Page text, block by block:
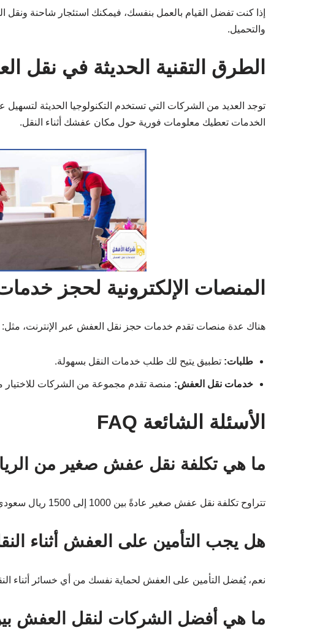
إذا كنت تفضل القيام بالعمل بنفسك، فيمكنك استئجار شاحنة
والتحميل.
الطرق التقنية الحديثة في نقل
توجد العديد من الشركات التي تستخدم التكنولوجيا الحديثة
الخدمات تعطيك معلومات فورية حول مكان عفشك أثناء النقل.
المنصات الإلكترونية لحجز
هناك عدة منصات تقدم خدمات حجز نقل العفش عبر الإنترنت، مثل:
طلبات: تطبيق يتيح لك طلب خدمات النقل بسهولة.
خدمات نقل العفش: منصة تقدم مجموعة من الشركات للاختيار
الأسئلة الشائعة FAQ
ما هي تكلفة نقل عفش صغير من
تتراوح تكلفة نقل عفش صغير عادةً بين 1000 إلى 1500 ريال سعودي، حسب الشركة والخدمات المقدمة.
هل يجب التأمين على العفش أثناء
نعم، يُفضل التأمين على العفش لحماية نفسك من أي خسائر أثناء
ما هي أفضل الشركات لنقل العفش